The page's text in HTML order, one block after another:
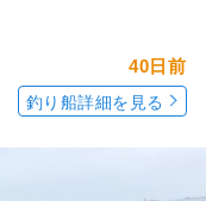
40日前
釣り船詳細を見る